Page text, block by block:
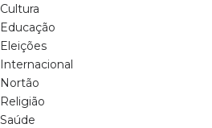
Cultura
Educação
Eleições
Internacional
Nortão
Religião
Saúde